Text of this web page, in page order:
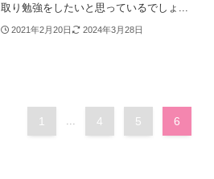
取り勉強をしたいと思っているでしょ...
2021年2月20日 2024年3月28日
1 4 5 6